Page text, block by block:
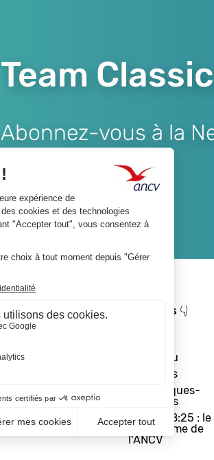
Team
Abonnez-vous à la
A propos 👇
Le réseau
Les actus
Les Chèques-
Vacances
Départ 18:25 : le
programme de
l'ANCV